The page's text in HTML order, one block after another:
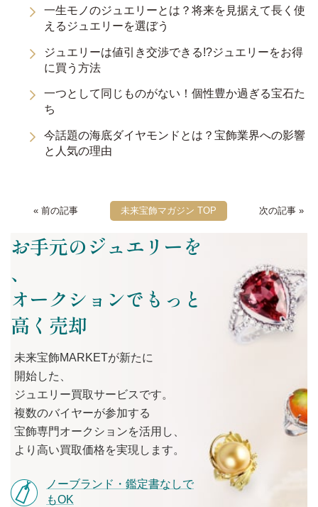
一生モノのジュエリーとは？将来を見据えて長く使
えるジュエリーを選ぼう
ジュエリーは値引き交渉できる!?ジュエリーをお得
に買う方法
一つとして同じものがない！個性豊か過ぎる宝石た
ち
今話題の海底ダイヤモンドとは？宝飾業界への影響
と人気の理由
« 前の記事 未来宝飾マガジン TOP 次の記事 »
お手元のジュエリーを
、
オークションでもっと
高く売却
未来宝飾MARKETが新たに
開始した、
ジュエリー買取サービスです。
複数のバイヤーが参加する
宝飾専門オークションを活用し、
より 高い買取価格を実現します。
ノーブランド・鑑定書なしで
もOK